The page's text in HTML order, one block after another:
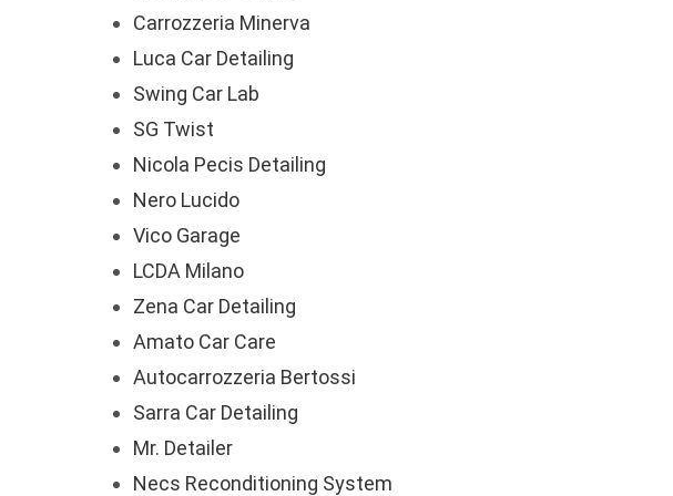
Carrozzeria Minerva
Luca Car Detailing
Swing Car Lab
SG Twist
Nicola Pecis Detailing
Nero Lucido
Vico Garage
LCDA Milano
Zena Car Detailing
Amato Car Care
Autocarrozzeria Bertossi
Sarra Car Detailing
Mr. Detailer
Necs Reconditioning System